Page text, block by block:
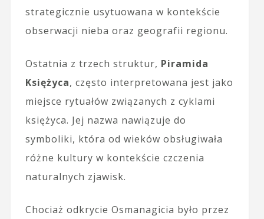
strategicznie usytuowana w kontekście
obserwacji nieba oraz geografii regionu.
Ostatnia z trzech struktur, Piramida
Księżyca, często interpretowana jest jako
miejsce rytuałów związanych z cyklami
księżyca. Jej nazwa nawiązuje do
symboliki, która od wieków obsługiwała
różne kultury w kontekście czczenia
naturalnych zjawisk.
Chociaż odkrycie Osmanagicia było przez